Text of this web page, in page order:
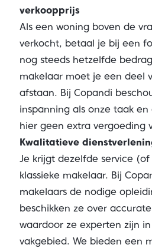
verkoopprijs
Als een woning boven de
verkocht, betaal je bij een
nog steeds hetzelfde
makelaar moet je een deel
afstaan. Bij Copandi
inspanning als onze taak
hier geen extra vergoeding
Kwalitatieve
Je krijgt dezelfde service
klassieke makelaar. Bij
makelaars de nodige
beschikken ze over
waardoor ze experten zijn
vakgebied. We bieden een